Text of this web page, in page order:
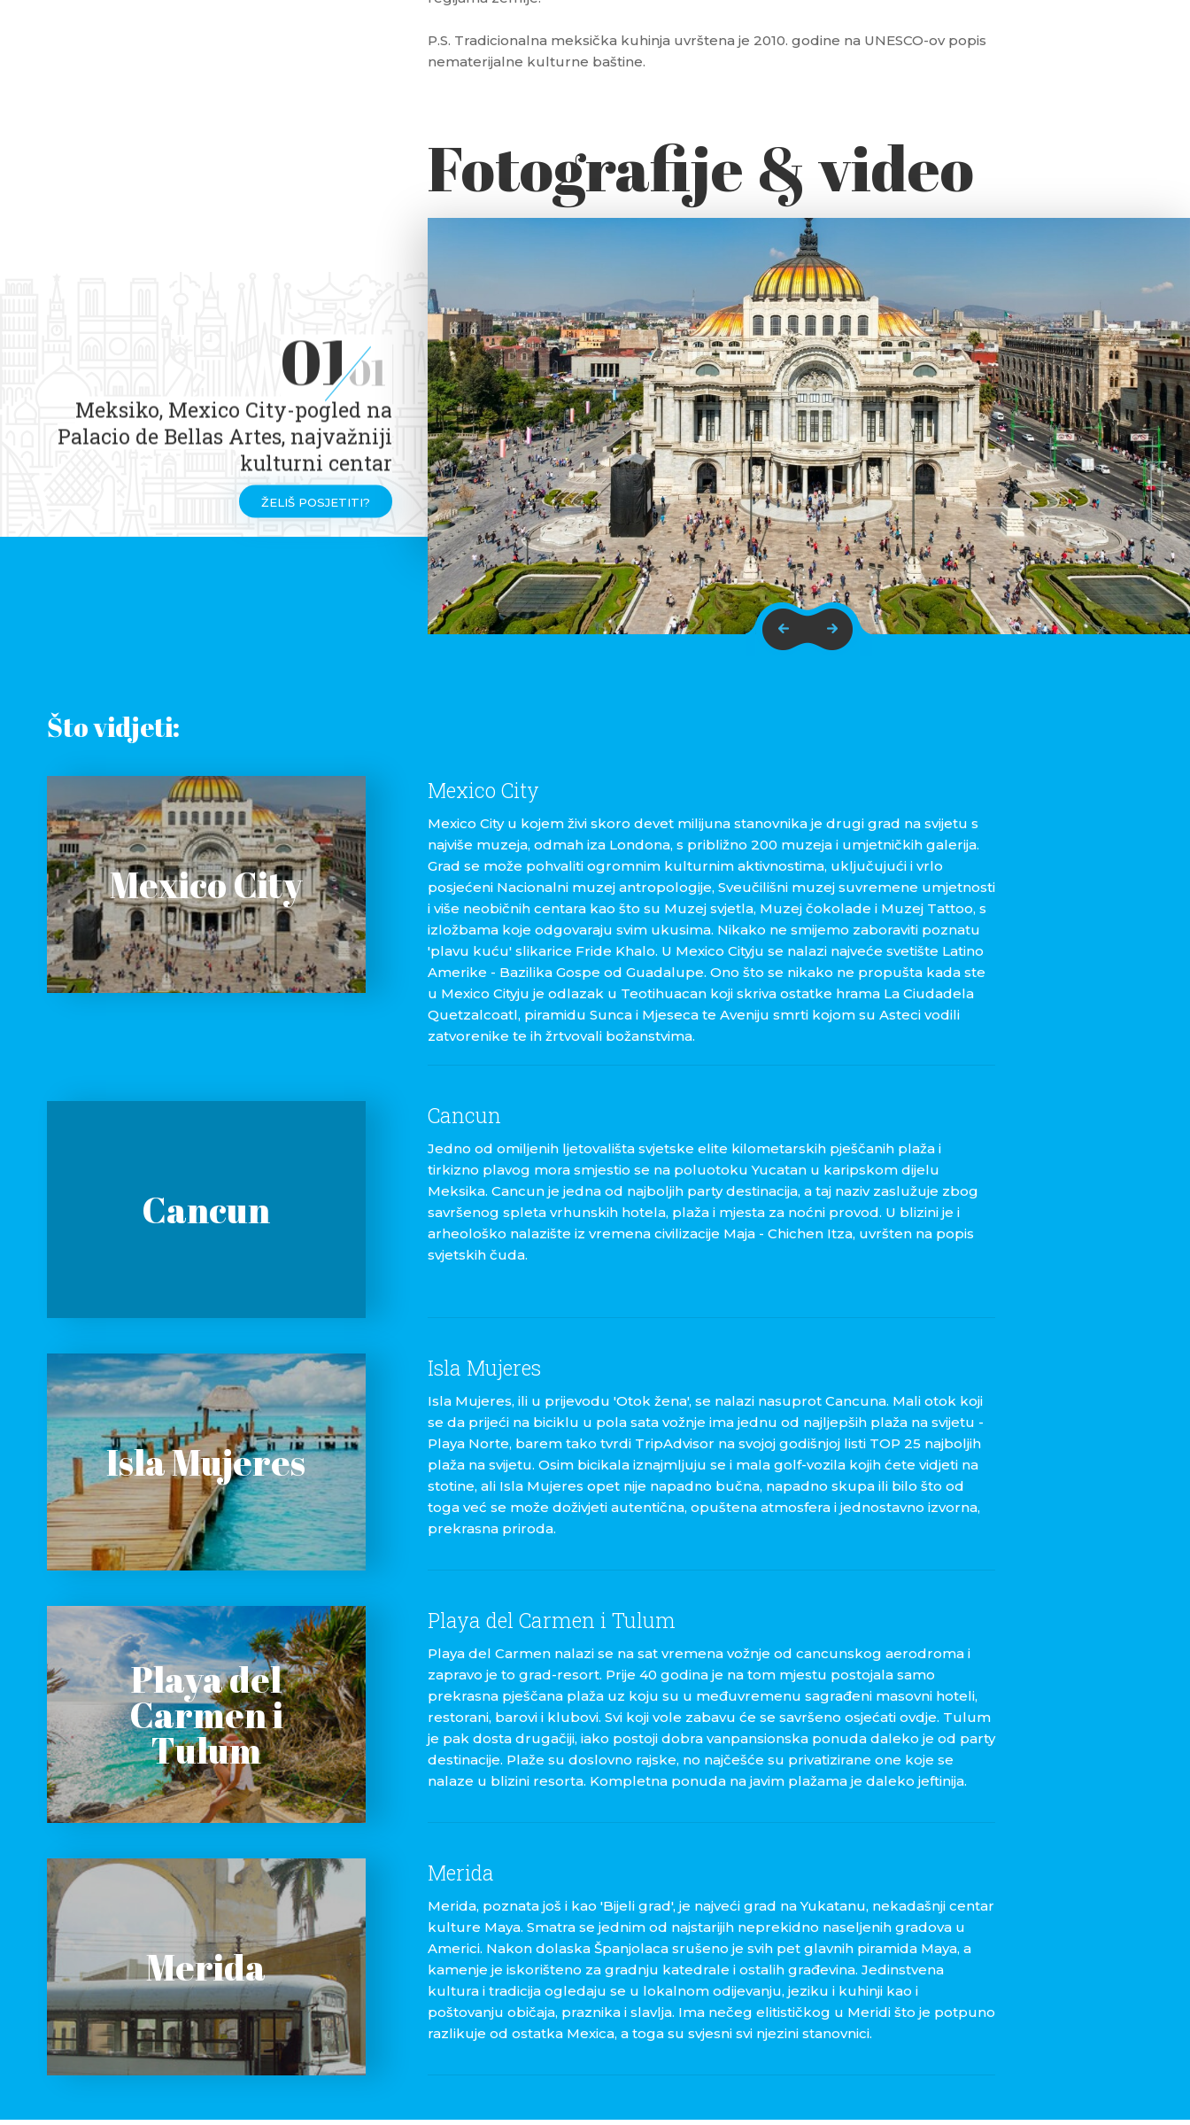
P.S. Tradicionalna meksička kuhinja uvrštena je 2010. godine na UNESCO-ov popis
nematerijalne kulturne baštine.
Fotografije & video
0101
Meksiko, Mexico City-pogled na
Palacio de Bellas Artes, najvažniji
kulturni centar
ŽELIŠ POSJETITI?
Što vidjeti:
Mexico City
Mexico City
Mexico City u kojem živi skoro devet milijuna stanovnika je drugi grad na svijetu s
najviše muzeja, odmah iza Londona, s približno 200 muzeja i umjetničkih galerija.
Grad se može pohvaliti ogromnim kulturnim aktivnostima, uključujući i vrlo
posjećeni Nacionalni muzej antropologije, Sveučilišni muzej suvremene umjetnosti
i više neobičnih centara kao što su Muzej svjetla, Muzej čokolade i Muzej Tattoo, s
izložbama koje odgovaraju svim ukusima. Nikako ne smijemo zaboraviti poznatu
'plavu kuću' slikarice Fride Khalo. U Mexico Cityju se nalazi najveće svetište Latino
Amerike - Bazilika Gospe od Guadalupe. Ono što se nikako ne propušta kada ste
u Mexico Cityju je odlazak u Teotihuacan koji skriva ostatke hrama La Ciudadela
Quetzalcoatl, piramidu Sunca i Mjeseca te Aveniju smrti kojom su Asteci vodili
zatvorenike te ih žrtvovali božanstvima.
Cancun
Cancun
Jedno od omiljenih ljetovališta svjetske elite kilometarskih pješčanih plaža i
tirkizno plavog mora smjestio se na poluotoku Yucatan u karipskom dijelu
Meksika. Cancun je jedna od najboljih party destinacija, a taj naziv zaslužuje zbog
savršenog spleta vrhunskih hotela, plaža i mjesta za noćni provod. U blizini je i
arheološko nalazište iz vremena civilizacije Maja - Chichen Itza, uvršten na popis
svjetskih čuda.
Isla Mujeres
Isla Mujeres
Isla Mujeres, ili u prijevodu 'Otok žena', se nalazi nasuprot Cancuna. Mali otok koji
se da prijeći na biciklu u pola sata vožnje ima jednu od najljepših plaža na svijetu -
Playa Norte, barem tako tvrdi TripAdvisor na svojoj godišnjoj listi TOP 25 najboljih
plaža na svijetu. Osim bicikala iznajmljuju se i mala golf-vozila kojih ćete vidjeti na
stotine, ali Isla Mujeres opet nije napadno bučna, napadno skupa ili bilo što od
toga već se može doživjeti autentična, opuštena atmosfera i jednostavno izvorna,
prekrasna priroda.
Playa del
Carmen i
Tulum
Playa del Carmen i Tulum
Playa del Carmen nalazi se na sat vremena vožnje od cancunskog aerodroma i
zapravo je to grad-resort. Prije 40 godina je na tom mjestu postojala samo
prekrasna pješčana plaža uz koju su u međuvremenu sagrađeni masovni hoteli,
restorani, barovi i klubovi. Svi koji vole zabavu će se savršeno osjećati ovdje. Tulum
je pak dosta drugačiji, iako postoji dobra vanpansionska ponuda daleko je od party
destinacije. Plaže su doslovno rajske, no najčešće su privatizirane one koje se
nalaze u blizini resorta. Kompletna ponuda na javim plažama je daleko jeftinija.
Merida
Merida
Merida, poznata još i kao 'Bijeli grad', je najveći grad na Yukatanu, nekadašnji centar
kulture Maya. Smatra se jednim od najstarijih neprekidno naseljenih gradova u
Americi. Nakon dolaska Španjolaca srušeno je svih pet glavnih piramida Maya, a
kamenje je iskorišteno za gradnju katedrale i ostalih građevina. Jedinstvena
kultura i tradicija ogledaju se u lokalnom odijevanju, jeziku i kuhinji kao i
poštovanju običaja, praznika i slavlja. Ima nečeg elitističkog u Meridi što je potpuno
razlikuje od ostatka Mexica, a toga su svjesni svi njezini stanovnici.